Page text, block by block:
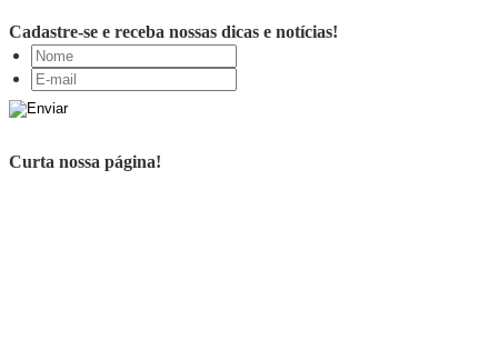
Cadastre-se e receba nossas dicas e notícias!
Curta nossa página!